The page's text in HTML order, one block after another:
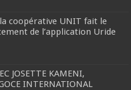
coopérative UNIT fait le
de l’application Uride
JOSETTE KAMENI,
INTERNATIONAL